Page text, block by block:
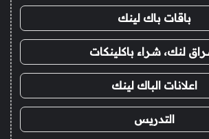
باقات باك لينك
لنك، شراء باكلينكات
اعلانات الباك لينك
التدريس